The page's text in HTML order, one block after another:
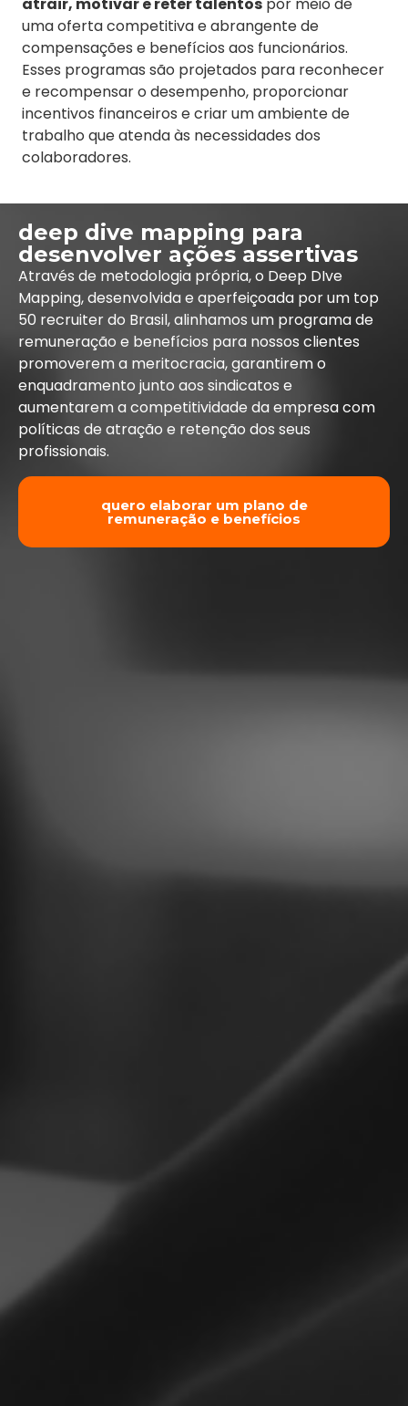
uma oferta competitiva e abrangente de
compensações e benefícios aos funcionários.
Esses programas são projetados para reconhecer
e recompensar o desempenho, proporcionar
incentivos financeiros e criar um ambiente de
trabalho que atenda às necessidades dos
colaboradores.
deep dive mapping para
desenvolver ações assertivas
Através de metodologia própria, o Deep DIve
Mapping, desenvolvida e aperfeiçoada por um top
50 recruiter do Brasil, alinhamos um programa de
remuneração e benefícios para nossos clientes
promoverem a meritocracia, garantirem o
enquadramento junto aos sindicatos e
aumentarem a competitividade da empresa com
políticas de atração e retenção dos seus
profissionais.
quero elaborar um plano de
remuneração e benefícios